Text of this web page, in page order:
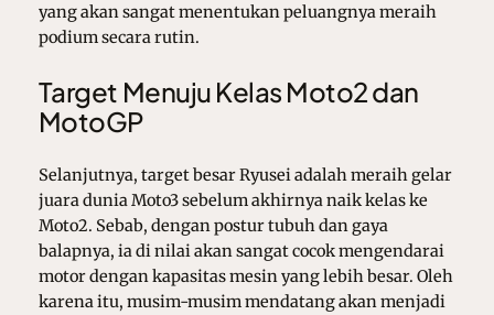
yang akan sangat menentukan peluangnya meraih
podium secara rutin.
Target Menuju Kelas Moto2 dan
MotoGP
Selanjutnya, target besar Ryusei adalah meraih gelar
juara dunia Moto3 sebelum akhirnya naik kelas ke
Moto2. Sebab, dengan postur tubuh dan gaya
balapnya, ia di nilai akan sangat cocok mengendarai
motor dengan kapasitas mesin yang lebih besar. Oleh
karena itu, musim-musim mendatang akan menjadi